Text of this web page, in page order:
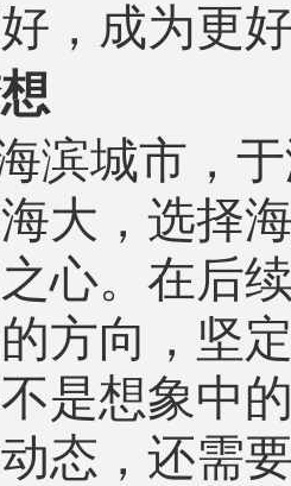
，成为更
滨城市，
大，选择
心。在后
方向，坚
是想象中
态，还需